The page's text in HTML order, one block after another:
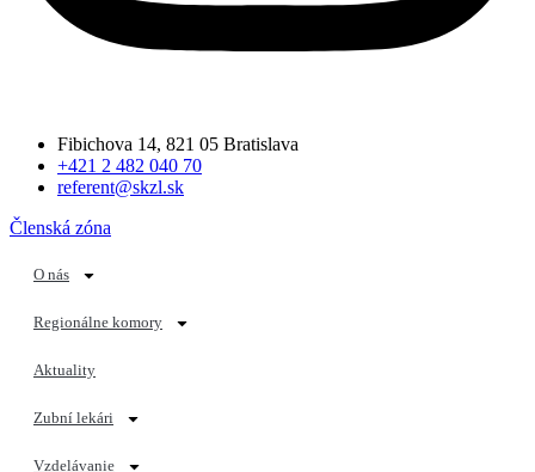
Fibichova 14, 821 05 Bratislava
+421 2 482 040 70
referent@skzl.sk
Členská zóna
O nás
Regionálne komory
Aktuality
Zubní lekári
Vzdelávanie